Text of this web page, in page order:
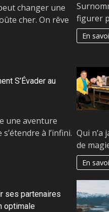
changer une
cher. On rêve
figurer
En
S’Évader au
une aventure
à l’infini. Qui n’a
de
En
ses partenaires
optimale